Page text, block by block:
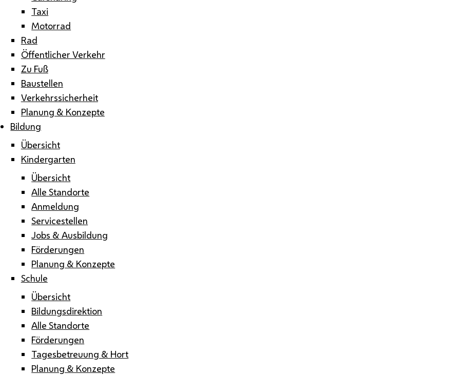
Taxi
Motorrad
Rad
Öffentlicher Verkehr
Zu Fuß
Baustellen
Verkehrssicherheit
Planung & Konzepte
Bildung
Übersicht
Kindergarten
Übersicht
Alle Standorte
Anmeldung
Servicestellen
Jobs & Ausbildung
Förderungen
Planung & Konzepte
Schule
Übersicht
Bildungsdirektion
Alle Standorte
Förderungen
Tagesbetreuung & Hort
Planung & Konzepte